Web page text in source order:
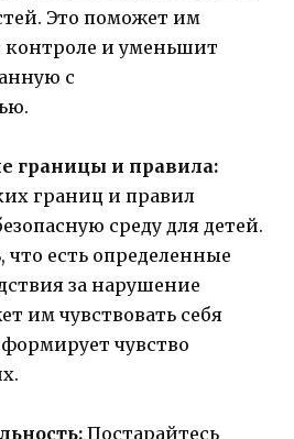
Это поможет им
контроле и уменьшит
с
границы и правила:
границ и правил
среду для детей.
есть определенные
за нарушение
им чувствовать себя
чувство
Постарайтесь